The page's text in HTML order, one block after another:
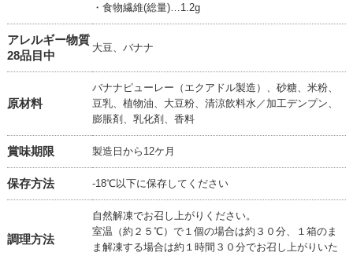
・食物繊維(総量)…1.2g
アレルギー物質
28品目中
大豆、バナナ
原材料
バナナピューレー（エクアドル製造）、砂糖、米粉、
豆乳、植物油、大豆粉、清涼飲料水／加工デンプン、
膨脹剤、乳化剤、香料
賞味期限 製造日から12ケ月
保存方法 -18℃以下に保存してください
調理方法
自然解凍でお召し上がりください。
室温（約２５℃）で１個の場合は約３０分、１箱のま
ま解凍する場合は約１時間３０分でお召し上がりいた